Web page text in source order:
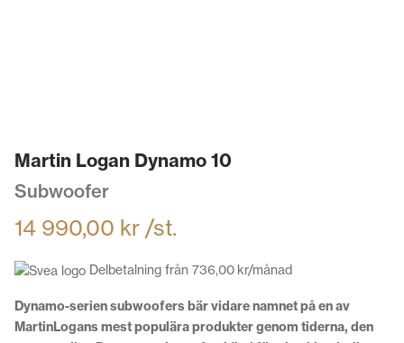
Martin Logan Dynamo 10
Subwoofer
14 990,00 kr /st.
Delbetalning från 736,00 kr/månad
Dynamo-serien subwoofers bär vidare namnet på en av
MartinLogans mest populära produkter genom tiderna, den